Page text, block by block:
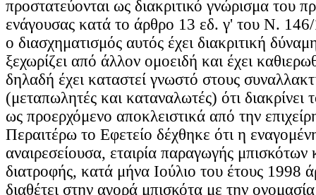
προστατεύονται ως διακριτικό γνώρισμα του
ενάγουσας κατά το άρθρο 13 εδ. γ' του Ν. 146/
ο διασχηματισμός αυτός έχει διακριτική
ξεχωρίζει από άλλον ομοειδή και έχει
δηλαδή έχει καταστεί γνωστό στους
(μεταπωλητές και καταναλωτές) ότι διακρίνει
ως προερχόμενο αποκλειστικά από την
Περαιτέρω το Εφετείο δέχθηκε ότι η
αναιρεσείουσα, εταιρία παραγωγής μπισκότων
διατροφής, κατά μήνα Ιούλιο του έτους 1998
διαθέτει στην αγορά μπισκότα με την